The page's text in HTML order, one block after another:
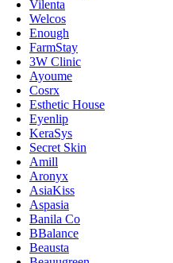
Vilenta
Welcos
Enough
FarmStay
3W Clinic
Ayoume
Cosrx
Esthetic House
Eyenlip
KeraSys
Secret Skin
Amill
Aronyx
AsiaKiss
Aspasia
Banila Co
BBalance
Beausta